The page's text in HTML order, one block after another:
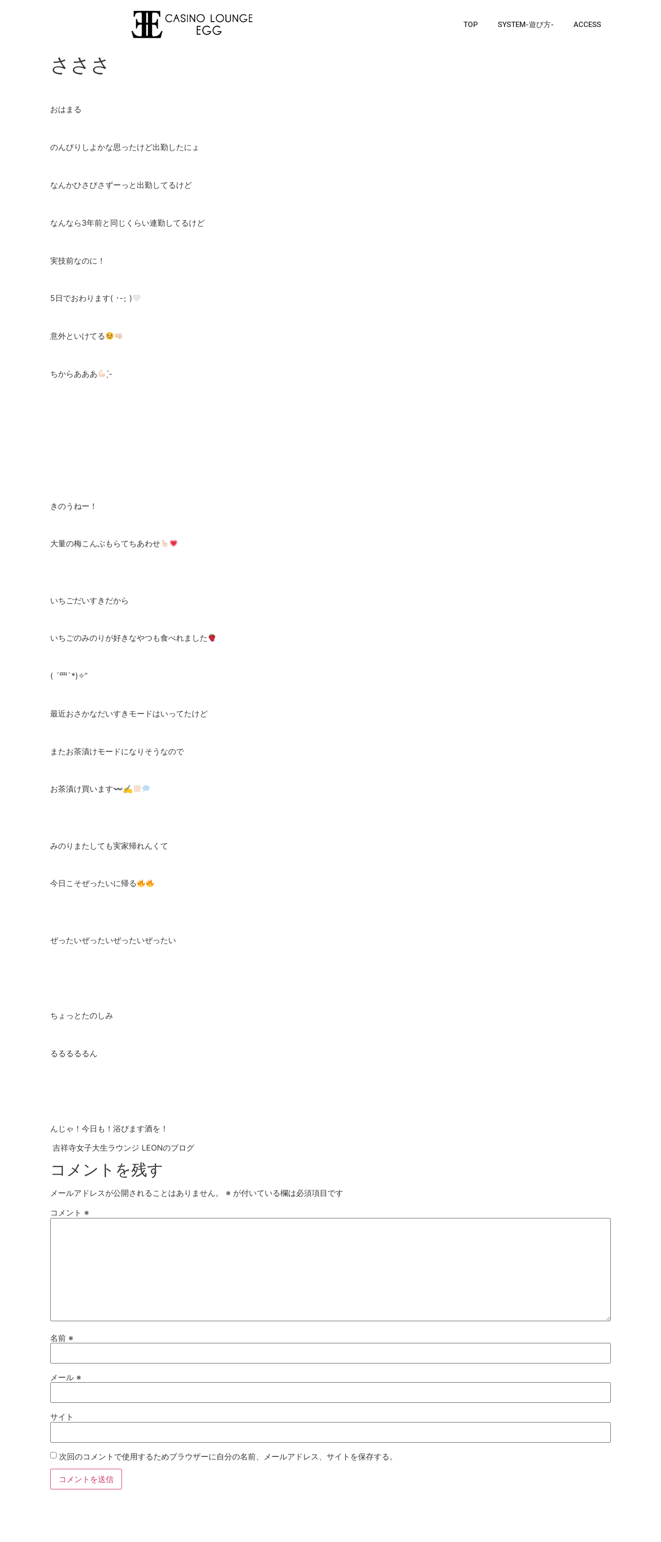
TOP SYSTEM-遊び方- ACCESS
さささ
おはまる
のんびりしよかな思ったけど出勤したにょ
なんかひさびさずーっと出勤してるけど
なんなら3年前と同じくらい連勤してるけど
実技前なのに！
5日でおわります( ･-･̥ )
意外といけてる
ちからあああ ̖́-
きのうねー！
大量の梅こんぶもらてちあわせ
いちごだいすきだから
いちごのみのりが好きなやつも食べれました
( ´罒`*)✧”
最近おさかなだいすきモードはいってたけど
またお茶漬けモードになりそうなので
お茶漬け買います〰︎✍
みのりまたしても実家帰れんくて
今日こそぜったいに帰る
ぜったいぜったいぜったいぜったい
ちょっとたのしみ
るるるるるん
んじゃ！今日も！浴びます酒を！
吉祥寺女子大生ラウンジ LEONのブログ
コメントを残す
メールアドレスが公開されることはありません。 ※ が付いている欄は必須項目です
コメント ※
名前 ※
メール ※
サイト
次回のコメントで使用するためブラウザーに自分の名前、メールアドレス、サイトを保存する。